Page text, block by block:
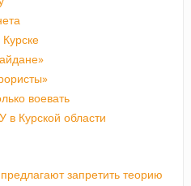
воевать
Курской области
запретить теорию